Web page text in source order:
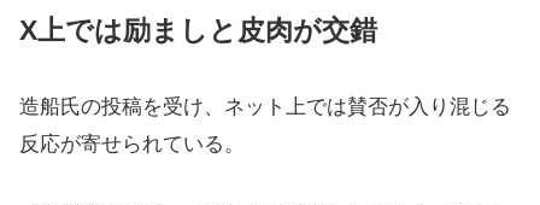
X上では励ましと皮肉が交錯
造船氏の投稿を受け、ネット上では賛否が入り混じる
反応が寄せられている。